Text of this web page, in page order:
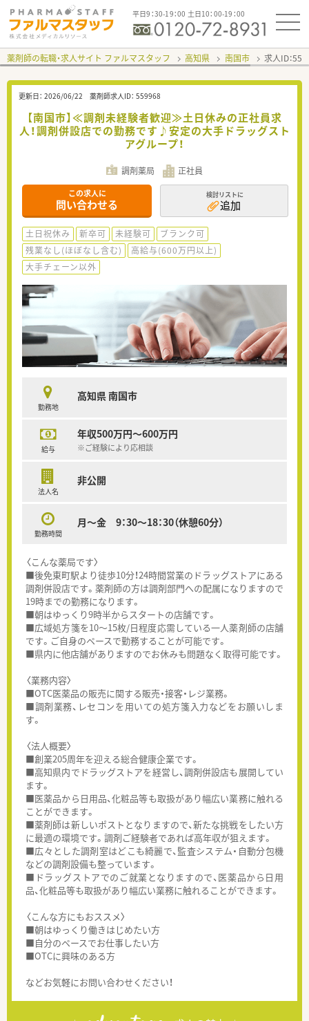
平日9：30-19：00 土日10：00-19：00
薬剤師の転職・求人サイト ファルマスタッフ 高知県 南国市 求人ID：
更新日： 2026/06/22 薬剤師求人ID： 559968
【南国市】≪調剤未経験者歓迎≫土日休みの正社員求
人！調剤併設店での勤務です♪安定の大手ドラッグスト
アグループ！
調剤薬局 正社員
この求人に
問い合わせる
検討リストに
追加
土日祝休み 新卒可 未経験可
ブランク可
残業なし(ほぼなし含む)
高給与(600万円以上)
大手チェーン以外
勤務地
高知県 南国市
給与
年収500万円～600万円
※ご経験により応相談
法人名
非公開
勤務時間
月～金 9：30～18：30（休憩60分）
〈こんな薬局です〉
■後免東町駅より徒歩10分！24時間営業のドラッグストアにある
調剤併設店です。薬剤師の方は調剤部門への配属になりますので
19時までの勤務になります。
■朝はゆっくり9時半からスタートの店舗です。
■広域処方箋を10～15枚/日程度応需している一人薬剤師の店舗
です。ご自身のペースで勤務することが可能です。
■県内に他店舗がありますのでお休みも問題なく取得可能です。
〈業務内容〉
■OTC医薬品の販売に関する販売・接客・レジ業務。
■調剤業務、レセコンを用いての処方箋入力などをお願いしま
す。
〈法人概要〉
■創業205周年を迎える総合健康企業です。
■高知県内でドラッグストアを経営し、調剤併設店も展開してい
ます。
■医薬品から日用品、化粧品等も取扱があり幅広い業務に触れる
ことができます。
■薬剤師は新しいポストとなりますので、新たな挑戦をしたい方
に最適の環境です。調剤ご経験者であれば高年収が狙えます。
■広々とした調剤室はどこも綺麗で、監査システム・自動分包機
などの調剤設備も整っています。
■ドラッグストアでのご就業となりますので、医薬品から日用
品、化粧品等も取扱があり幅広い業務に触れることができます。
〈こんな方にもおススメ〉
■朝はゆっくり働きはじめたい方
■自分のペースでお仕事したい方
■OTCに興味のある方
などお気軽にお問い合わせください！